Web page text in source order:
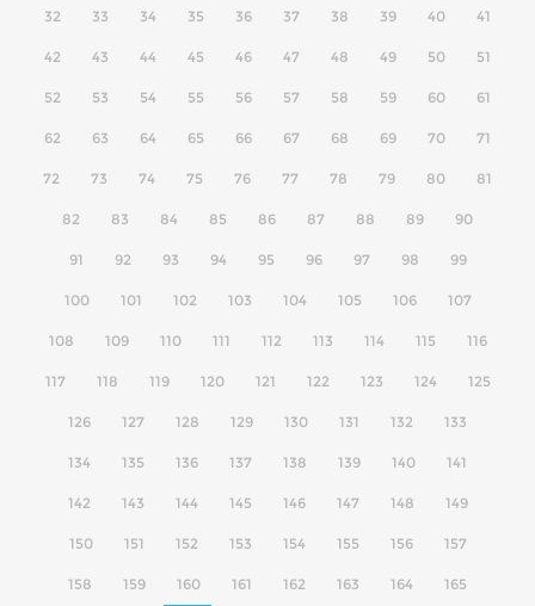
32 33 34 35 36 37 38 39 40 41
42 43 44 45 46 47 48 49 50 51
52 53 54 55 56 57 58 59 60 61
62 63 64 65 66 67 68 69 70 71
72 73 74 75 76 77 78 79 80 81
82 83 84 85 86 87 88 89 90
91 92 93 94 95 96 97 98 99
100 101 102 103 104 105 106 107
108 109 110 111 112 113 114 115 116
117 118 119 120 121 122 123 124 125
126 127 128 129 130 131 132 133
134 135 136 137 138 139 140 141
142 143 144 145 146 147 148 149
150 151 152 153 154 155 156 157
158 159 160 161 162 163 164 165